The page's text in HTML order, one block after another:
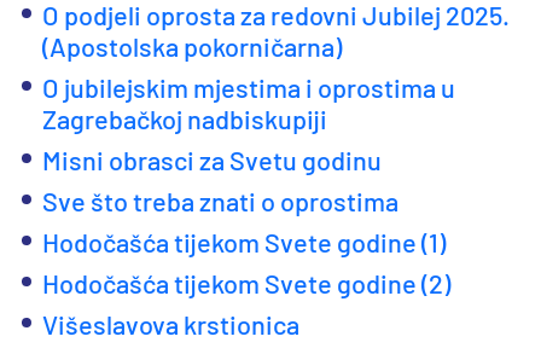
O podjeli oprosta za redovni Jubilej 2025.
(Apostolska pokorničarna)
O jubilejskim mjestima i oprostima u
Zagrebačkoj nadbiskupiji
Misni obrasci za Svetu godinu
Sve što treba znati o oprostima
Hodočašća tijekom Svete godine (1)
Hodočašća tijekom Svete godine (2)
Višeslavova krstionica